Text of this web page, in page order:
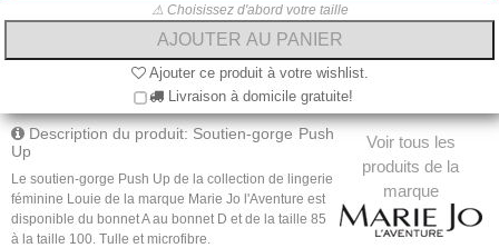
⚠ Choisissez d'abord votre taille
Ajouter ce produit à votre wishlist.
Livraison à domicile gratuite!
Voir tous les
produits de la
marque
Description du produit: Soutien-gorge Push
Up
Le soutien-gorge Push Up de la collection de lingerie
féminine Louie de la marque Marie Jo l'Aventure est
disponible du bonnet A au bonnet D et de la taille 85
à la taille 100. Tulle et microfibre.